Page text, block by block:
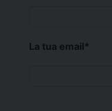
La tua email*